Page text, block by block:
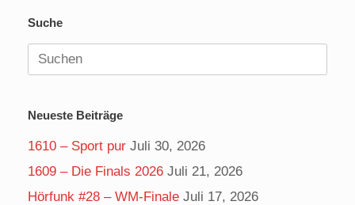
Suche
Suchen
nach:
Neueste Beiträge
1610 – Sport pur Juli 30, 2026
1609 – Die Finals 2026 Juli 21, 2026
Hörfunk #28 – WM-Finale Juli 17, 2026